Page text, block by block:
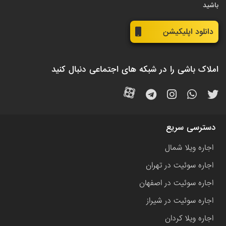
باشید
دانلود اپلیکیشن
املاک باشی را در شبکه های اجتماعی دنبال کنید
دسترسی سریع
اجاره ویلا شمال
اجاره سوئیت در تهران
اجاره سوئیت در اصفهان
اجاره سوئیت در شیراز
اجاره ویلا کردان